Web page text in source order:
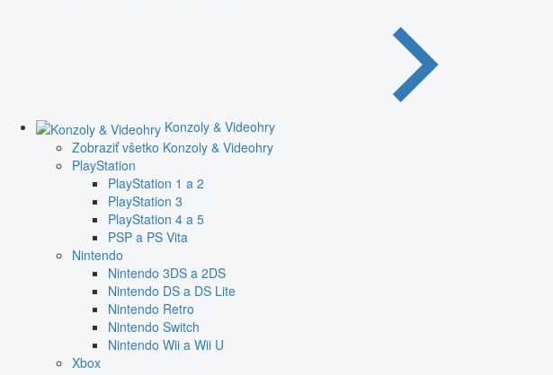
Konzoly & Videohry
Zobraziť všetko Konzoly & Videohry
PlayStation
PlayStation 1 a 2
PlayStation 3
PlayStation 4 a 5
PSP a PS Vita
Nintendo
Nintendo 3DS a 2DS
Nintendo DS a DS Lite
Nintendo Retro
Nintendo Switch
Nintendo Wii a Wii U
Xbox